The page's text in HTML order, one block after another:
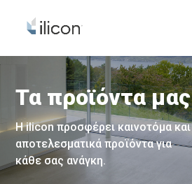
Τα προϊόντα μας
Η ilicon προσφέρει καινοτόμα και
αποτελεσματικά προϊόντα για
κάθε σας ανάγκη.